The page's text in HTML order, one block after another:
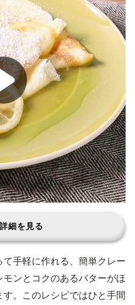
細を見る
手軽に作れる、簡単クレー
ンとコクのあるバターがほ
。このレシピではひと手間